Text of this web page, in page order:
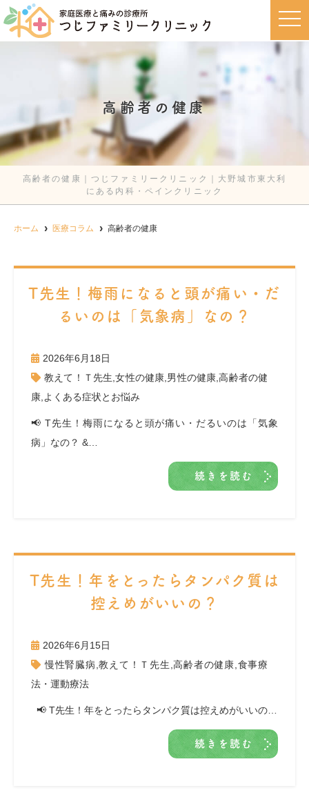
高齢者の健康
高齢者の健康｜つじファミリークリニック｜大野城市東大利
にある内科・ペインクリニック
t
o
ホーム 医療コラム 高齢者の健康
T先生！梅雨になると頭が痛い・だ
るいのは「気象病」なの？
2026年6月18日
教えて！Ｔ先生 ,女性の健康 男性の健康 ,高齢者の健
康 よくある症状とお悩み
📢 T先生！梅雨になると頭が痛い・だるいのは「気象
病」なの？ &…
続きを読む
T先生！年をとったらタンパク質は
控えめがいいの？
2026年6月15日
慢性腎臓病 教えて！Ｔ先生 高齢者の健康 食事療
法・運動療法
📢 T先生！年をとったらタンパク質は控えめがいいの…
続きを読む